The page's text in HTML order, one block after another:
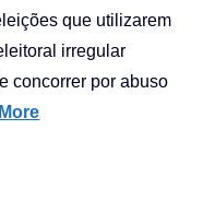
que utilizarem
irregular
concorrer por abuso